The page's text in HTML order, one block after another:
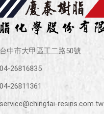
台中市大甲區工二路50號
04-26816835
04-26811361
service@chingtai-resins.com.tw